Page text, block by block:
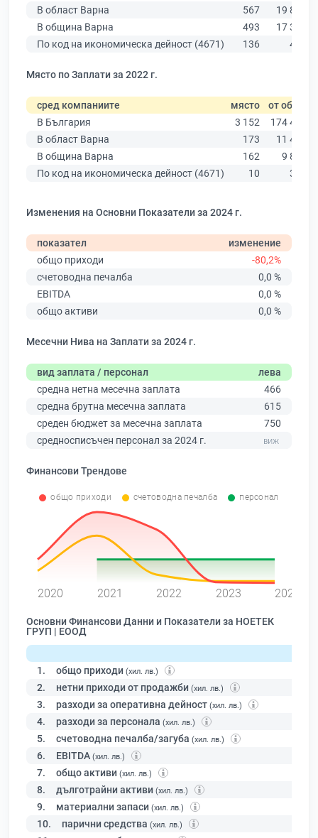
В област Варна
567
19 882
В община Варна
493
17 349
По код на икономическа дейност (4671)
136 413
Място по Заплати за 2022 г.
сред компаниите място от общо
В България
3 152
174 403
В област Варна
173
11 437
В община Варна
162
9 876
По код на икономическа дейност (4671)
10 301
Изменения на Основни Показатели за 2024 г.
показател
изменение
общо приходи
-80,2%
счетоводна печалба
0,0 %
EBITDA
0,0 %
общо активи
0,0 %
Месечни Нива на Заплати за 2024 г.
вид заплата / персонал
лева
средна нетна месечна заплата
466
средна брутна месечна заплата
615
среден бюджет за месечна заплата
750
средносписъчен персонал за 2024 г.
Финансови Трендове
общо приходи счетоводна печалба персонал
2020 2021 2022 2023 2024
Основни Финансови Данни и Показатели за НОЕТЕК
ГРУП | ЕООД
1. общо приходи (хил. лв.)
2. нетни приходи от продажби (хил. лв.)
3. разходи за оперативна дейност (хил. лв.)
4. разходи за персонала (хил. лв.)
5. счетоводна печалба/загуба (хил. лв.)
6. EBITDA (хил. лв.)
7. общо активи (хил. лв.)
8. дълготрайни активи (хил. лв.)
9. материални запаси (хил. лв.)
10. парични средства (хил. лв.)